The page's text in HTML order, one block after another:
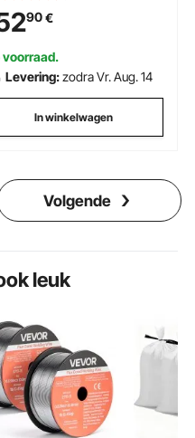
90€
voorraad.
Levering:zodra Vr. Aug. 14
In winkelwagen
Volgende
leuk